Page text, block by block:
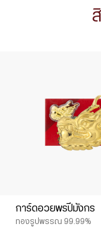
การ์ดอวยพรปีมังกร
ทองรูปพรรณ 99.99%